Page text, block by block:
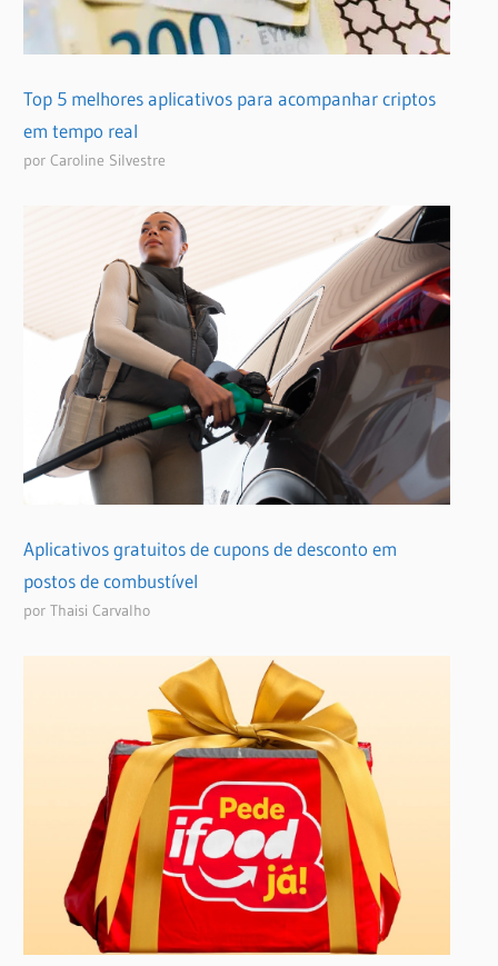
Top 5 melhores aplicativos para acompanhar criptos
em tempo real
por Caroline Silvestre
Aplicativos gratuitos de cupons de desconto em
postos de combustível
por Thaisi Carvalho